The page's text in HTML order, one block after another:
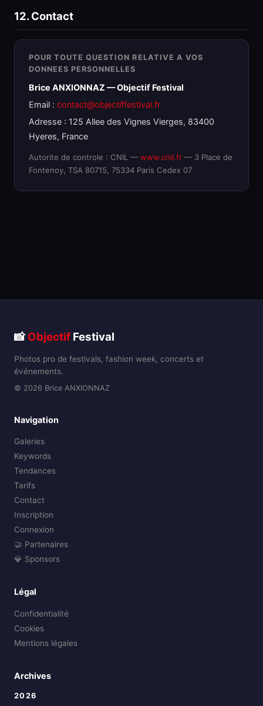
12. Contact
POUR TOUTE QUESTION RELATIVE A VOS
DONNEES PERSONNELLES
Brice ANXIONNAZ — Objectif Festival
Email : contact@objectiffestival.fr
Adresse : 125 Allee des Vignes Vierges, 83400
Hyeres, France
Autorite de controle : CNIL — www.cnil.fr — 3 Place de
Fontenoy, TSA 80715, 75334 Paris Cedex 07
📸Objectif Festival
Photos pro de festivals, fashion week, concerts et
événements.
© 2026 Brice ANXIONNAZ
Navigation
Galeries
Keywords
Tendances
Tarifs
Contact
Inscription
Connexion
🤝 Partenaires
💎 Sponsors
Légal
Confidentialité
Cookies
Mentions légales
Archives
2026